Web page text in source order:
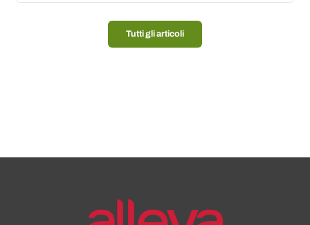
Tutti gli articoli